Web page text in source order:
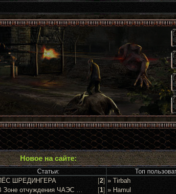
.
.
.
Новое на сайте:
Статьи: Топ
ШРЕДИНГЕРА [2]
» В Зоне отчуждения ЧАЭС задержан очередной сталкер
[1]
» Tirbah
» Hamul